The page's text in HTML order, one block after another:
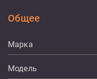
Общее
Марка
Модель